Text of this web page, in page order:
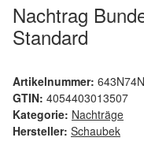
Nachtrag
Standard
Artikelnummer: 643N74N
GTIN: 4054403013507
Kategorie: Nachträge
Hersteller: Schaubek